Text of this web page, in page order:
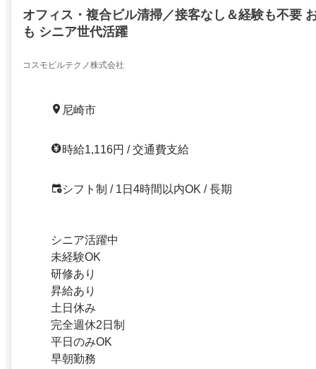
オフィス・複合ビル清掃／接客なし＆経験も不要
も シニア世代活躍
コスモビルテクノ株式会社
尼崎市
時給1,116円 / 交通費支給
シフト制 / 1日4時間以内OK / 長期
シニア活躍中
未経験OK
研修あり
昇給あり
土日休み
完全週休2日制
平日のみOK
早朝勤務